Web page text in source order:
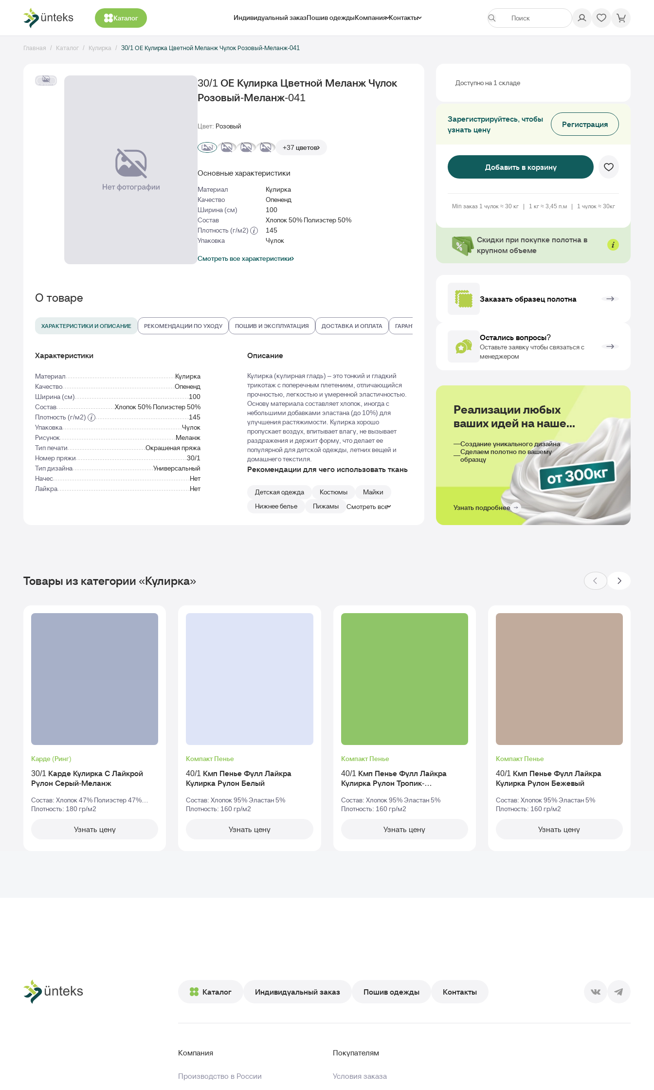
Каталог Индивидуальный заказПошив одеждыКомпания Контакты
Главная Каталог Кулирка 30/1 ОЕ Кулирка Цветной Меланж Чулок Розовый-Меланж-041
30/1 ОЕ Кулирка Цветной Меланж Чулок
Розовый-Меланж-041
Цвет: Розовый
+37 цветов
Основные характеристики
Материал
Кулирка
Качество
Опененд
Ширина (см)
100
Состав
Хлопок 50% Полиэстер 50%
Плотность (г/м2)
145
Упаковка
Чулок
Смотреть все характеристики
О товаре
ХАРАКТЕРИСТИКИ И ОПИСАНИЕ РЕКОМЕНДАЦИИ ПО УХОДУ ПОШИВ И ЭКСПЛУАТАЦИЯ ДОСТАВКА И ОПЛАТА ГАРАНТИИ И ВОЗВРАТ
Характеристики
Материал
Кулирка
Качество
Опененд
Ширина (см)
100
Состав
Хлопок 50% Полиэстер 50%
Плотность (г/м2)
145
Упаковка
Чулок
Рисунок
Меланж
Тип печати
Окрашеная пряжа
Номер пряжи
30/1
Тип дизайна
Универсальный
Начес
Нет
Лайкра
Нет
Описание
Кулирка (кулирная гладь) – это тонкий и гладкий
трикотаж с поперечным плетением, отличающийся
прочностью, легкостью и умеренной эластичностью.
Основу материала составляет хлопок, иногда с
небольшими добавками эластана (до 10%) для
улучшения растяжимости. Кулирка хорошо
пропускает воздух, впитывает влагу, не вызывает
раздражения и держит форму, что делает ее
популярной для детской одежды, летних вещей и
домашнего текстиля.
Рекомендации для чего использовать ткань
Детская одежда Костюмы
Майки
Нижнее белье
Пижамы Смотреть все
Доступно на 1 складе
Зарегистрируйтесь, чтобы
узнать цену
Регистрация
Добавить в корзину
Min заказ 1 чулок ≈ 30 кг 1 кг ≈ 3,45 п.м 1 чулок ≈ 30кг
Скидки при покупке полотна в
крупном объеме
Заказать образец полотна
Остались вопросы?
Оставьте заявку чтобы связаться с
менеджером
Реализации любых
ваших идей на нашем
Создание уникального дизайна
Сделаем полотно по вашему
образцу
Узнать подробнее
Товары из категории «Кулирка»
Карде (Ринг)
30/1 Карде Кулирка С Лайкрой
Рулон Серый-Меланж
Состав: Хлопок 47% Полиэстер 47%
Эластан 6%
Плотность: 180 гр/м2
Узнать цену
Компакт Пенье
40/1 Кмп Пенье Фулл Лайкра
Кулирка Рулон Белый
Состав: Хлопок 95% Эластан 5%
Плотность: 160 гр/м2
Узнать цену
Компакт Пенье
40/1 Кмп Пенье Фулл Лайкра
Кулирка Рулон Тропик-
Состав: Хлопок 95% Эластан 5%
Плотность: 160 гр/м2
Узнать цену
Компакт Пенье
40/1 Кмп Пенье Фулл Лайкра
Кулирка Рулон Бежевый
Состав: Хлопок 95% Эластан 5%
Плотность: 160 гр/м2
Узнать цену
Каталог Индивидуальный заказ Пошив одежды Контакты
Компания
Производство в России
Покупателям
Условия заказа